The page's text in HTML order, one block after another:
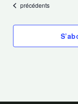
Évènements
précédents